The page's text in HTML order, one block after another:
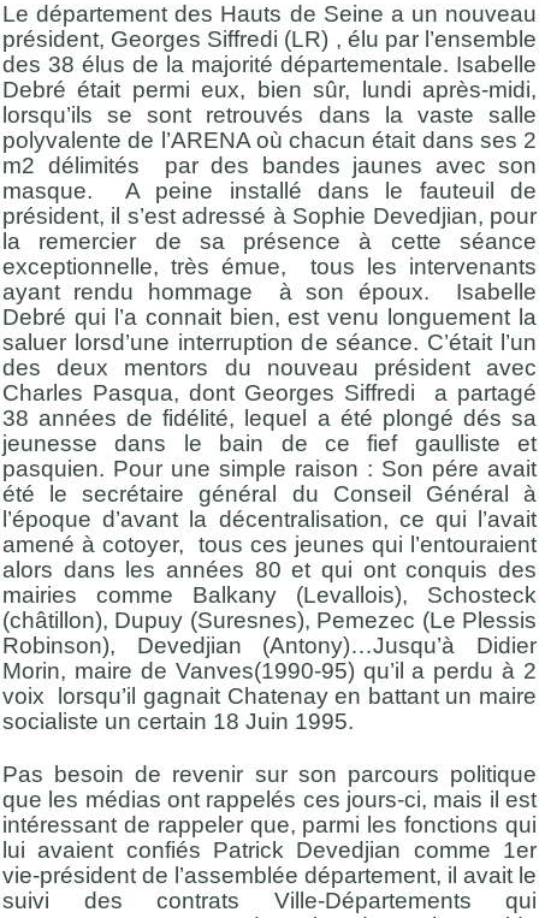
Le département des Hauts de Seine a un nouveau
président, Georges Siffredi (LR) , élu par l’ensemble
des 38 élus de la majorité départementale. Isabelle
Debré était permi eux, bien sûr, lundi après-midi,
lorsqu’ils se sont retrouvés dans la vaste salle
polyvalente de l’ARENA où chacun était dans ses 2
m2 délimités par des bandes jaunes avec son
masque. A peine installé dans le fauteuil de
président, il s’est adressé à Sophie Devedjian, pour
la remercier de sa présence à cette séance
exceptionnelle, très émue, tous les intervenants
ayant rendu hommage à son époux. Isabelle
Debré qui l’a connait bien, est venu longuement la
saluer lorsd’une interruption de séance. C’était l’un
des deux mentors du nouveau président avec
Charles Pasqua, dont Georges Siffredi a partagé
38 années de fidélité, lequel a été plongé dés sa
jeunesse dans le bain de ce fief gaulliste et
pasquien. Pour une simple raison : Son pére avait
été le secrétaire général du Conseil Général à
l’époque d’avant la décentralisation, ce qui l’avait
amené à cotoyer, tous ces jeunes qui l’entouraient
alors dans les années 80 et qui ont conquis des
mairies comme Balkany (Levallois), Schosteck
(châtillon), Dupuy (Suresnes), Pemezec (Le Plessis
Robinson), Devedjian (Antony)…Jusqu’à Didier
Morin, maire de Vanves(1990-95) qu’il a perdu à 2
voix lorsqu’il gagnait Chatenay en battant un maire
socialiste un certain 18 Juin 1995.
Pas besoin de revenir sur son parcours politique
que les médias ont rappelés ces jours-ci, mais il est
intéressant de rappeler que, parmi les fonctions qui
lui avaient confiés Patrick Devedjian comme 1er
vie-président de l’assemblée département, il avait le
suivi des contrats Ville-Départements qui